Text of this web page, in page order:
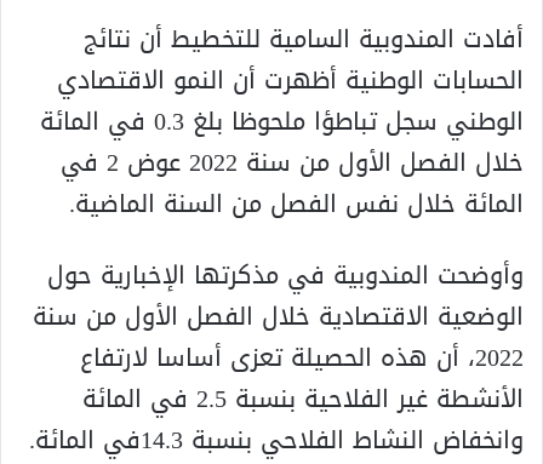
أفادت المندوبية السامية للتخطيط أن نتائج
الحسابات الوطنية أظهرت أن النمو الاقتصادي
الوطني سجل تباطؤا ملحوظا بلغ 0.3 في المائة
خلال الفصل الأول من سنة 2022 عوض 2 في
المائة خلال نفس الفصل من السنة الماضية.
وأوضحت المندوبية في مذكرتها الإخبارية حول
الوضعية الاقتصادية خلال الفصل الأول من سنة
2022، أن هذه الحصيلة تعزى أساسا لارتفاع
الأنشطة غير الفلاحية بنسبة 2.5 في المائة
وانخفاض النشاط الفلاحي بنسبة 14.3في المائة.